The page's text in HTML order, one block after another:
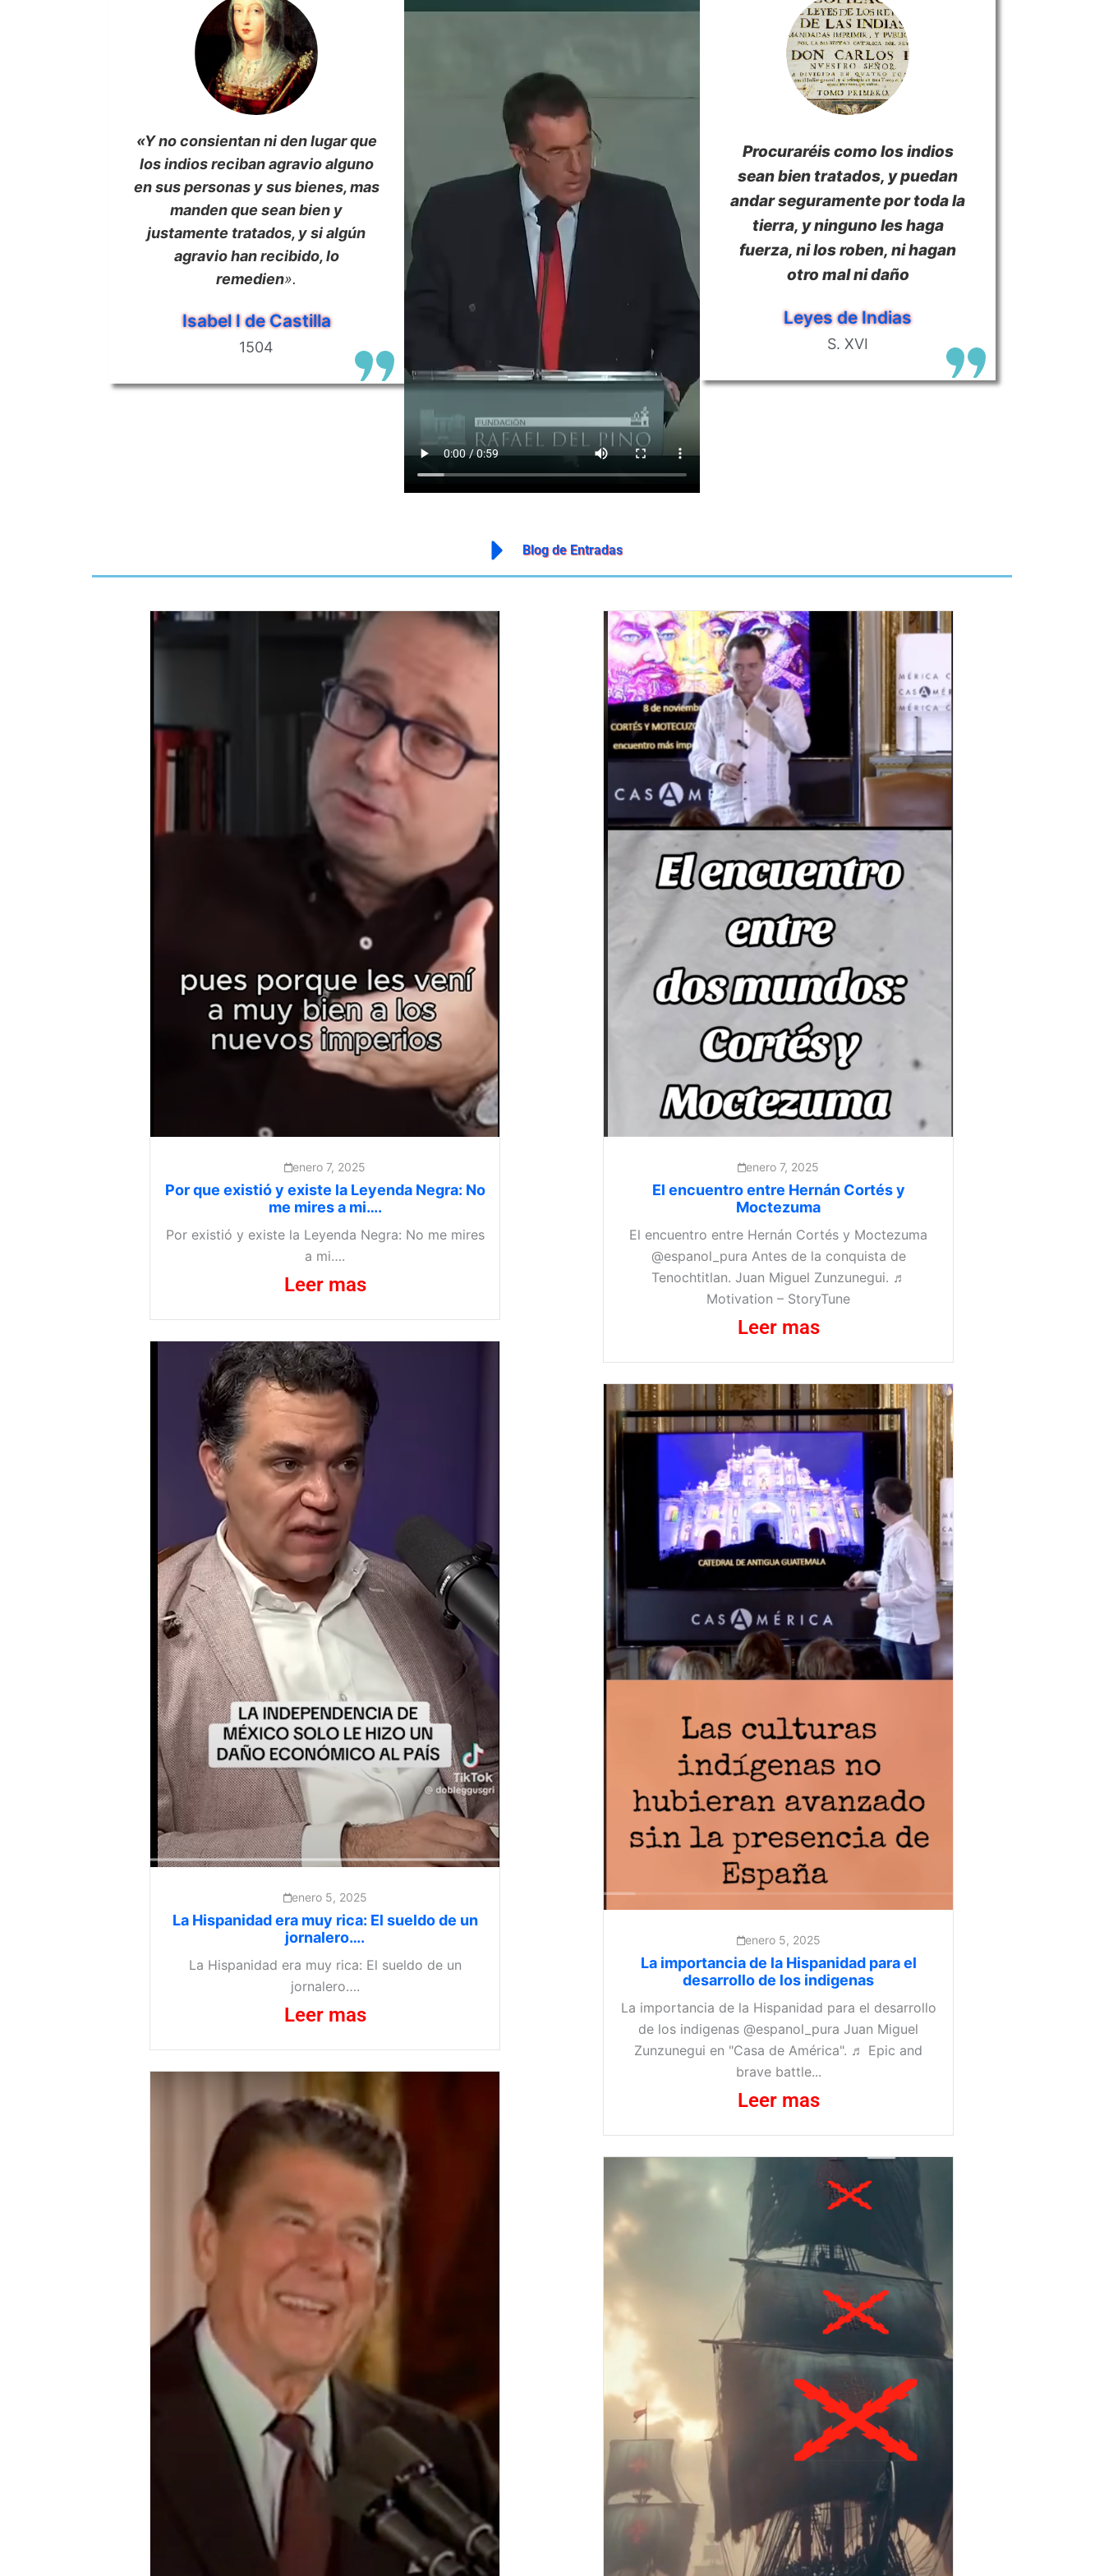
«Y no consientan ni den lugar que
los indios reciban agravio alguno
en sus personas y sus bienes, mas
manden que sean bien y
justamente tratados, y si algún
agravio han recibido, lo
remedien».
Isabel I de Castilla
1504
Procuraréis como los indios
sean bien tratados, y puedan
andar seguramente por toda la
tierra, y ninguno les haga
fuerza, ni los roben, ni hagan
otro mal ni daño
Leyes de Indias
S. XVI
Blog de Entradas
enero 7, 2025
Por que existió y existe la Leyenda Negra: No
me mires a mi….
Por existió y existe la Leyenda Negra: No me mires
a mi….
Leer mas
enero 7, 2025
El encuentro entre Hernán Cortés y
Moctezuma
El encuentro entre Hernán Cortés y Moctezuma
@espanol_pura Antes de la conquista de
Tenochtitlan. Juan Miguel Zunzunegui. ♬
Motivation – StoryTune
Leer mas
enero 5, 2025
La Hispanidad era muy rica: El sueldo de un
jornalero….​
La Hispanidad era muy rica: El sueldo de un
jornalero….
Leer mas
enero 5, 2025
La importancia de la Hispanidad para el
desarrollo de los indigenas
La importancia de la Hispanidad para el desarrollo
de los indigenas @espanol_pura Juan Miguel
Zunzunegui en "Casa de América". ♬ Epic and
brave battle...
Leer mas